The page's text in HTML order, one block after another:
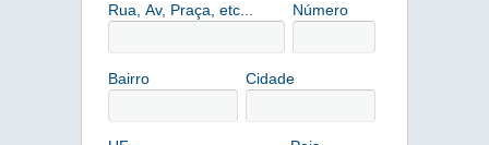
Rua, Av, Praça, etc... Número
Bairro Cidade